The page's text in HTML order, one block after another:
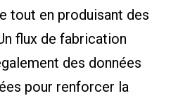
tout en produisant des
flux de fabrication
des données
pour renforcer la